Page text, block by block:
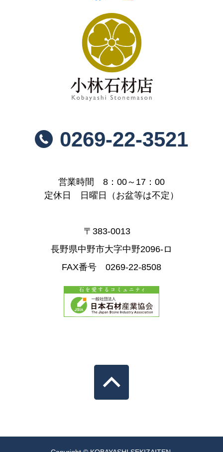
0269-22-3521
営業時間 8：00～17：00
定休日 日曜日（お盆等は不定）
〒383-0013
長野県中野市大字中野2096-ロ
FAX番号 0269-22-8508